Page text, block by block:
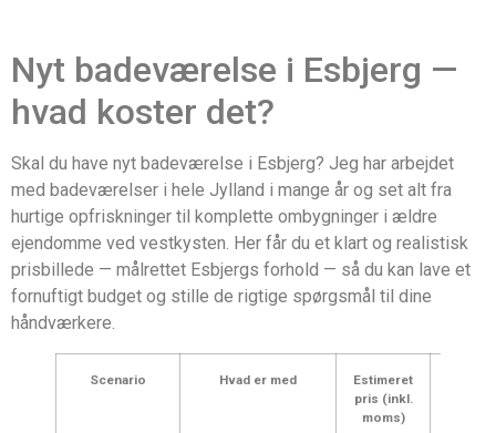
Nyt badeværelse i Esbjerg —
hvad koster det?
Skal du have nyt badeværelse i Esbjerg? Jeg har arbejdet
med badeværelser i hele Jylland i mange år og set alt fra
hurtige opfriskninger til komplette ombygninger i ældre
ejendomme ved vestkysten. Her får du et klart og realistisk
prisbillede — målrettet Esbjergs forhold — så du kan lave et
fornuftigt budget og stille de rigtige spørgsmål til dine
håndværkere.
Scenario Hvad er med
Estimeret
pris (inkl.
moms)